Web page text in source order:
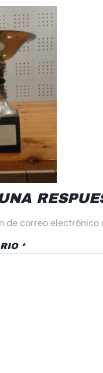
de correo electrónico
*